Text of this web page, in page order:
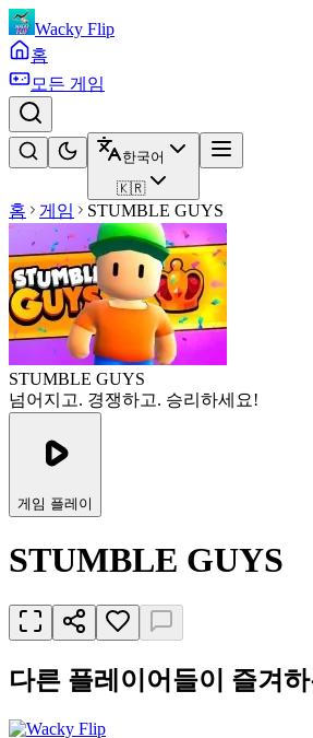
Wacky Flip
홈
모든 게임
한국어
🇰🇷
홈 게임 STUMBLE GUYS
STUMBLE GUYS
넘어지고. 경쟁하고. 승리하세요!
게임 플레이
STUMBLE GUYS
다른 플레이어들이 즐겨